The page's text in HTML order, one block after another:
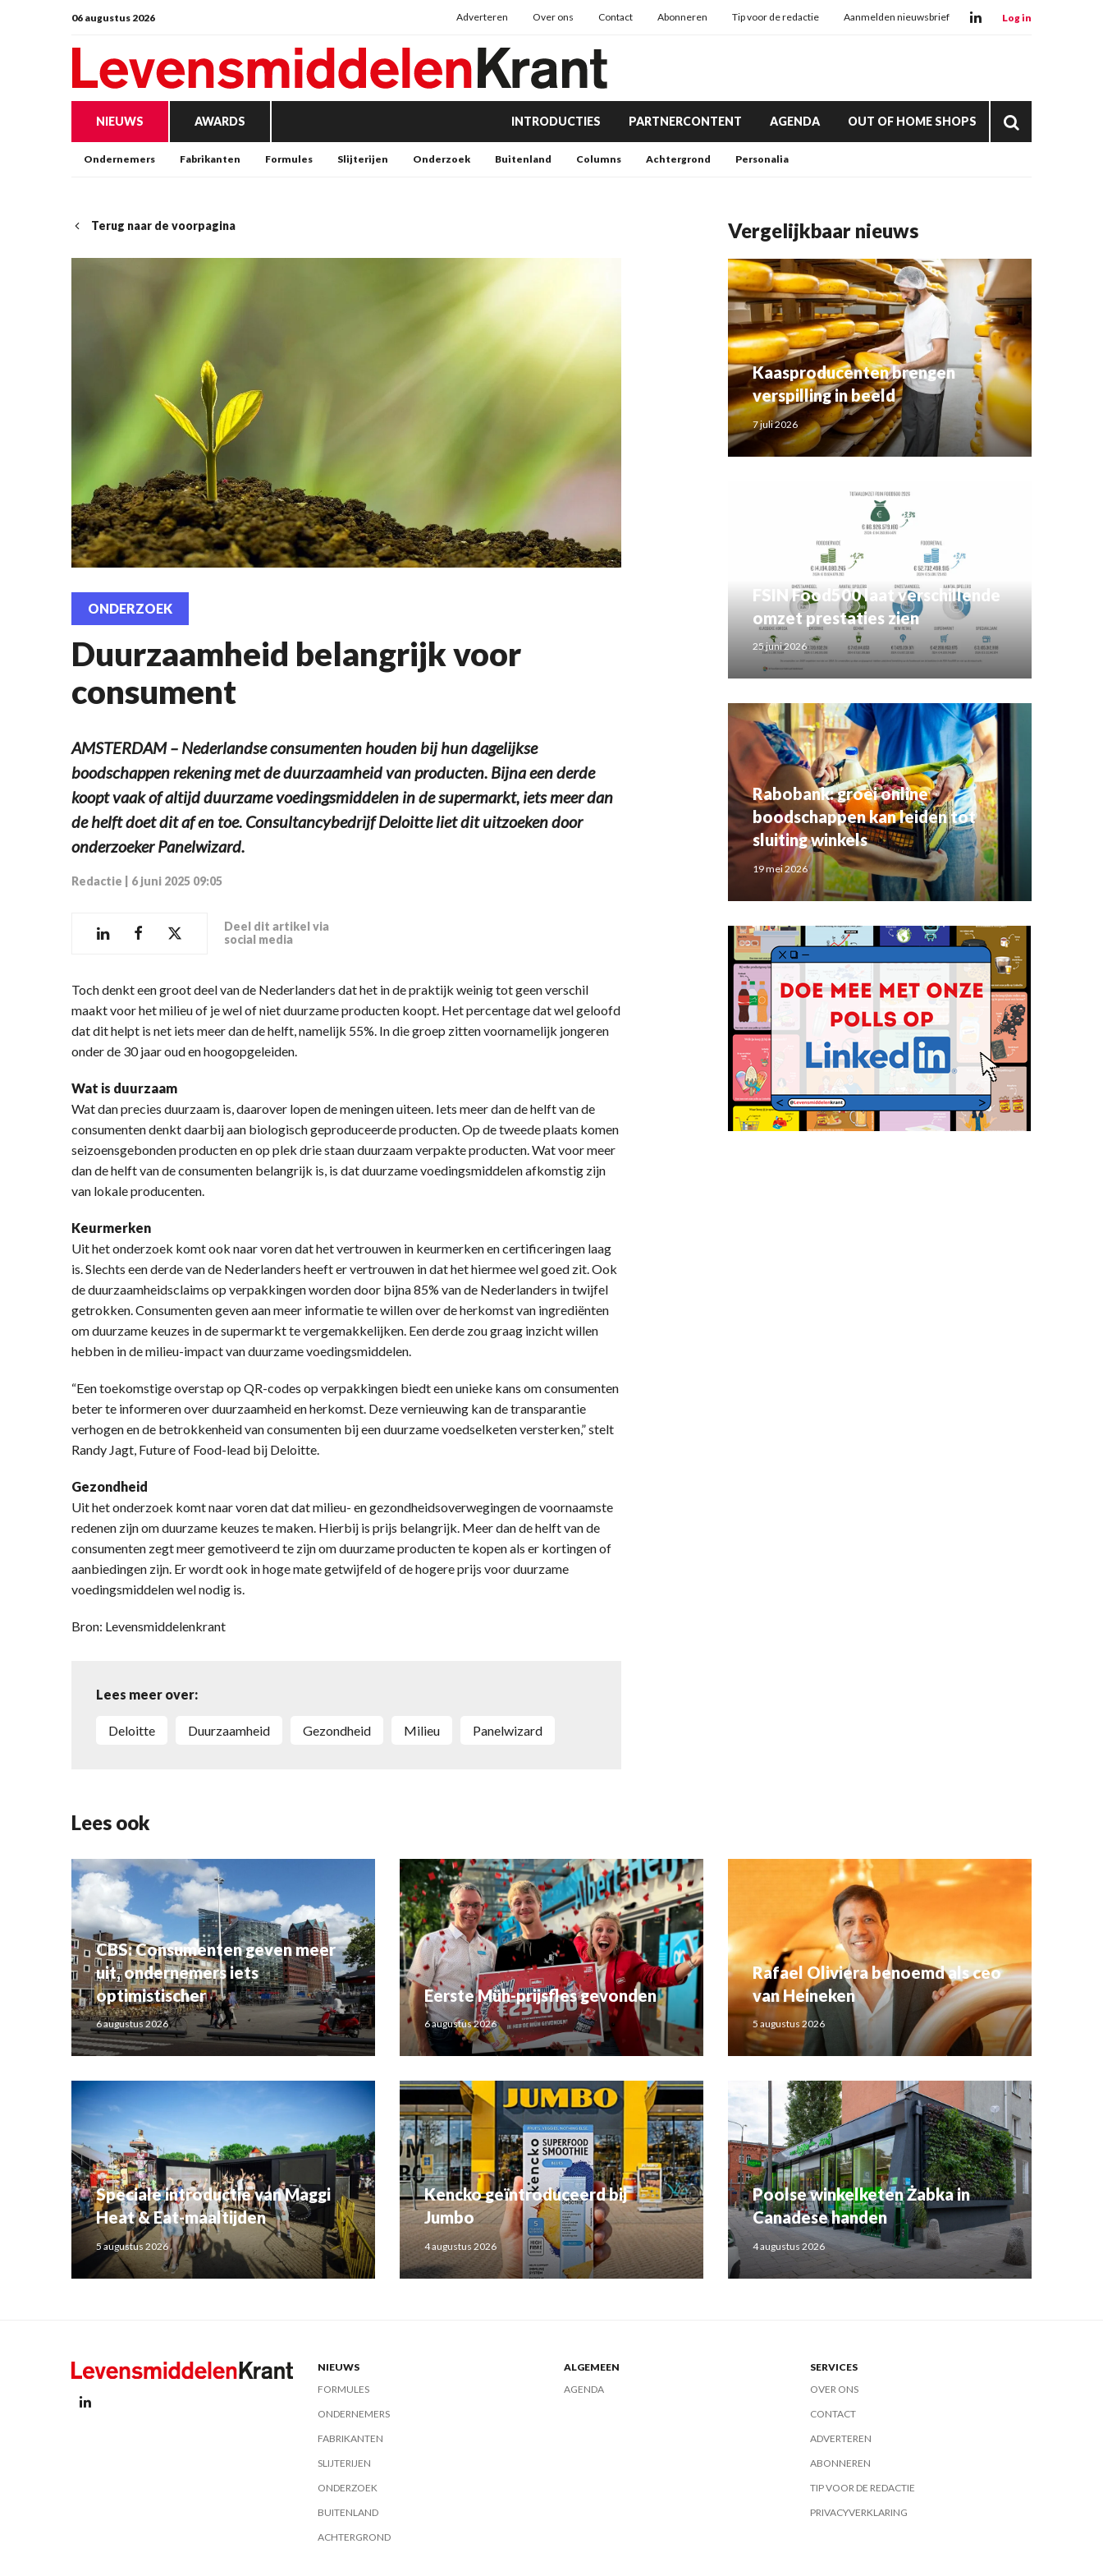
06 augustus 2026 Adverteren Over ons Contact Abonneren Tip voor de redactie Aanmelden nieuwsbrief Log in
NIEUWS AWARDS INTRODUCTIES PARTNERCONTENT AGENDA OUT OF HOME SHOPS
Ondernemers Fabrikanten Formules Slijterijen Onderzoek Buitenland Columns Achtergrond Personalia
Terug naar de voorpagina
ONDERZOEK
Duurzaamheid belangrijk voor
consument
AMSTERDAM – Nederlandse consumenten houden bij hun dagelijkse
boodschappen rekening met de duurzaamheid van producten. Bijna een derde
koopt vaak of altijd duurzame voedingsmiddelen in de supermarkt, iets meer dan
de helft doet dit af en toe. Consultancybedrijf Deloitte liet dit uitzoeken door
onderzoeker Panelwizard.
Redactie 6 juni 2025 09:05
Deel dit artikel via
social media
Toch denkt een groot deel van de Nederlanders dat het in de praktijk weinig tot geen verschil
maakt voor het milieu of je wel of niet duurzame producten koopt. Het percentage dat wel geloofd
dat dit helpt is net iets meer dan de helft, namelijk 55%. In die groep zitten voornamelijk jongeren
onder de 30 jaar oud en hoogopgeleiden.
Wat is duurzaam
Wat dan precies duurzaam is, daarover lopen de meningen uiteen. Iets meer dan de helft van de
consumenten denkt daarbij aan biologisch geproduceerde producten. Op de tweede plaats komen
seizoensgebonden producten en op plek drie staan duurzaam verpakte producten. Wat voor meer
dan de helft van de consumenten belangrijk is, is dat duurzame voedingsmiddelen afkomstig zijn
van lokale producenten.
Keurmerken
Uit het onderzoek komt ook naar voren dat het vertrouwen in keurmerken en certificeringen laag
is. Slechts een derde van de Nederlanders heeft er vertrouwen in dat het hiermee wel goed zit. Ook
de duurzaamheidsclaims op verpakkingen worden door bijna 85% van de Nederlanders in twijfel
getrokken. Consumenten geven aan meer informatie te willen over de herkomst van ingrediënten
om duurzame keuzes in de supermarkt te vergemakkelijken. Een derde zou graag inzicht willen
hebben in de milieu-impact van duurzame voedingsmiddelen.
“Een toekomstige overstap op QR-codes op verpakkingen biedt een unieke kans om consumenten
beter te informeren over duurzaamheid en herkomst. Deze vernieuwing kan de transparantie
verhogen en de betrokkenheid van consumenten bij een duurzame voedselketen versterken,” stelt
Randy Jagt, Future of Food-lead bij Deloitte.
Gezondheid
Uit het onderzoek komt naar voren dat dat milieu- en gezondheidsoverwegingen de voornaamste
redenen zijn om duurzame keuzes te maken. Hierbij is prijs belangrijk. Meer dan de helft van de
consumenten zegt meer gemotiveerd te zijn om duurzame producten te kopen als er kortingen of
aanbiedingen zijn. Er wordt ook in hoge mate getwijfeld of de hogere prijs voor duurzame
voedingsmiddelen wel nodig is.
Bron: Levensmiddelenkrant
Lees meer over:
Deloitte duurzaamheid gezondheid milieu Panelwizard
Vergelijkbaar nieuws
Kaasproducenten brengen
verspilling in beeld
7 juli 2026
FSIN Food500 laat verschillende
omzet prestaties zien
25 juni 2026
Rabobank: groei online
boodschappen kan leiden tot
sluiting winkels
19 mei 2026
Lees ook
CBS: Consumenten geven meer
uit, ondernemers iets
optimistischer
6 augustus 2026
Eerste Müh-prijsfles gevonden
6 augustus 2026
Rafael Oliviera benoemd als ceo
van Heineken
5 augustus 2026
Speciale introductie van Maggi
Heat & Eat-maaltijden
5 augustus 2026
Kencko geïntroduceerd bij
Jumbo
4 augustus 2026
Poolse winkelketen Żabka in
Canadese handen
4 augustus 2026
NIEUWS
FORMULES
ONDERNEMERS
FABRIKANTEN
SLIJTERIJEN
ONDERZOEK
BUITENLAND
ACHTERGROND
ALGEMEEN
AGENDA
SERVICES
OVER ONS
CONTACT
ADVERTEREN
ABONNEREN
TIP VOOR DE REDACTIE
PRIVACYVERKLARING